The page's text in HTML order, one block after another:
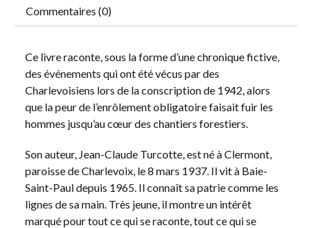
Commentaires (0)
Ce livre raconte, sous la forme d’une chronique fictive,
des événements qui ont été vécus par des
Charlevoisiens lors de la conscription de 1942, alors
que la peur de l’enrôlement obligatoire faisait fuir les
hommes jusqu’au cœur des chantiers forestiers.
Son auteur, Jean-Claude Turcotte, est né à Clermont,
paroisse de Charlevoix, le 8 mars 1937. Il vit à Baie-
Saint-Paul depuis 1965. Il connaît sa patrie comme les
lignes de sa main. Très jeune, il montre un intérêt
marqué pour tout ce qui se raconte, tout ce qui se